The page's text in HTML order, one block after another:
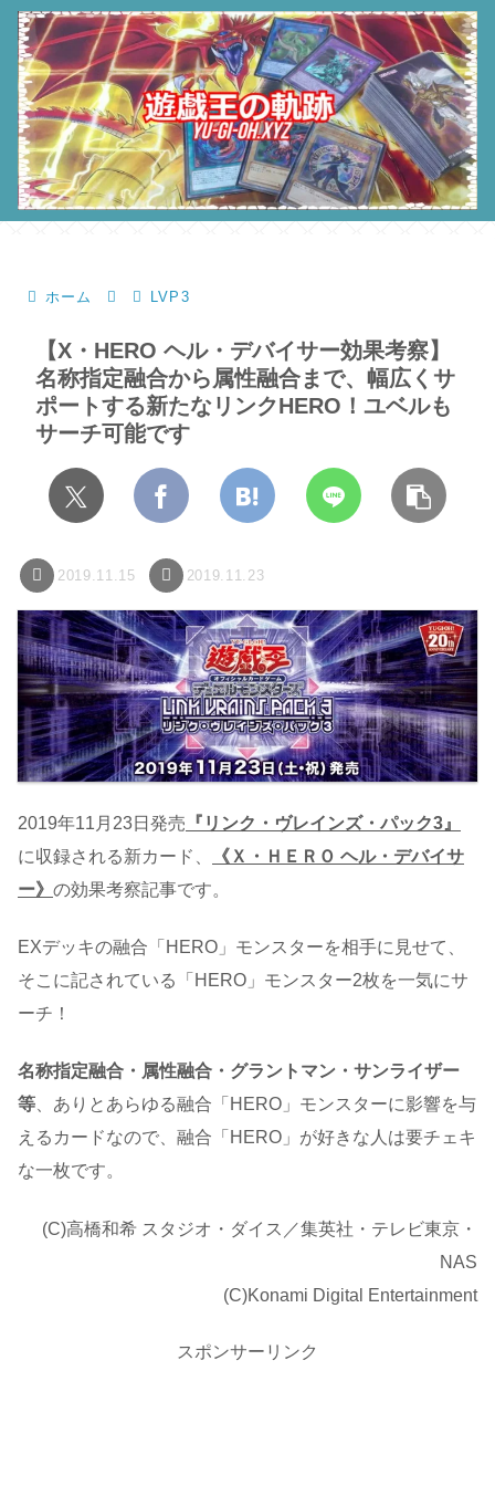
ホーム LVP3
【X・HERO ヘル・デバイサー効果考察】
名称指定融合から属性融合まで、幅広くサ
ポートする新たなリンクHERO！ユベルも
サーチ可能です
2019.11.15 2019.11.23
2019年11月23日発売 『リンク・ヴレインズ・パック3』
に収録される新カード、
《Ｘ・ＨＥＲＯ ヘル・デバイサ
ー》 の効果考察記事です。
EXデッキの融合「HERO」モンスターを相手に見せて、
そこに記されている「HERO」モンスター2枚を一気にサ
ーチ！
名称指定融合・属性融合・グラントマン・サンライザー
等 、ありとあらゆる融合「HERO」モンスターに影響を与
えるカードなので、融合「HERO」が好きな人は要チェキ
な一枚です。
(C)高橋和希 スタジオ・ダイス／集英社・テレビ東京・
NAS
(C)Konami Digital Entertainment
スポンサーリンク